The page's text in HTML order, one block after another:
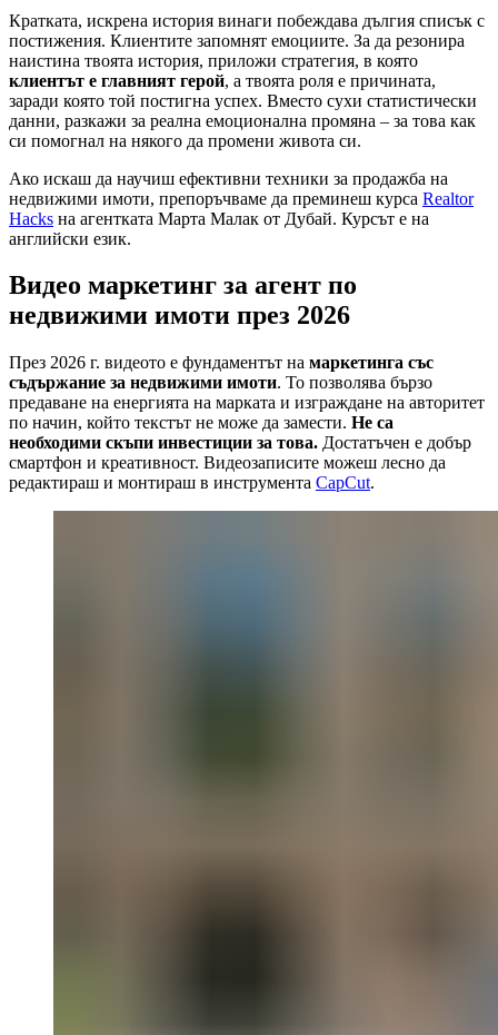
Кратката, искрена история винаги побеждава дългия списък с
постижения. Клиентите запомнят емоциите. За да резонира
наистина твоята история, приложи стратегия, в която
клиентът е главният герой, а твоята роля е причината,
заради която той постигна успех. Вместо сухи статистически
данни, разкажи за реална емоционална промяна – за това как
си помогнал на някого да промени живота си.
Ако искаш да научиш ефективни техники за продажба на
недвижими имоти, препоръчваме да преминеш курса Realtor
Hacks на агентката Марта Малак от Дубай. Курсът е на
английски език.
Видео маркетинг за агент по
недвижими имоти през 2026
През 2026 г. видеото е фундаментът на маркетинга със
съдържание за недвижими имоти. То позволява бързо
предаване на енергията на марката и изграждане на авторитет
по начин, който текстът не може да замести. Не са
необходими скъпи инвестиции за това. Достатъчен е добър
смартфон и креативност. Видеозаписите можеш лесно да
редактираш и монтираш в инструмента CapCut.